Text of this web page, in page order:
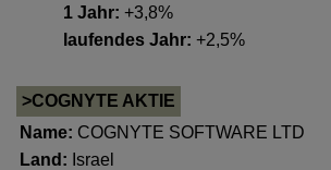
1 Jahr: +3,8%
laufendes Jahr: +2,5%
>COGNYTE AKTIE
Name: COGNYTE SOFTWARE LTD
Land: Israel